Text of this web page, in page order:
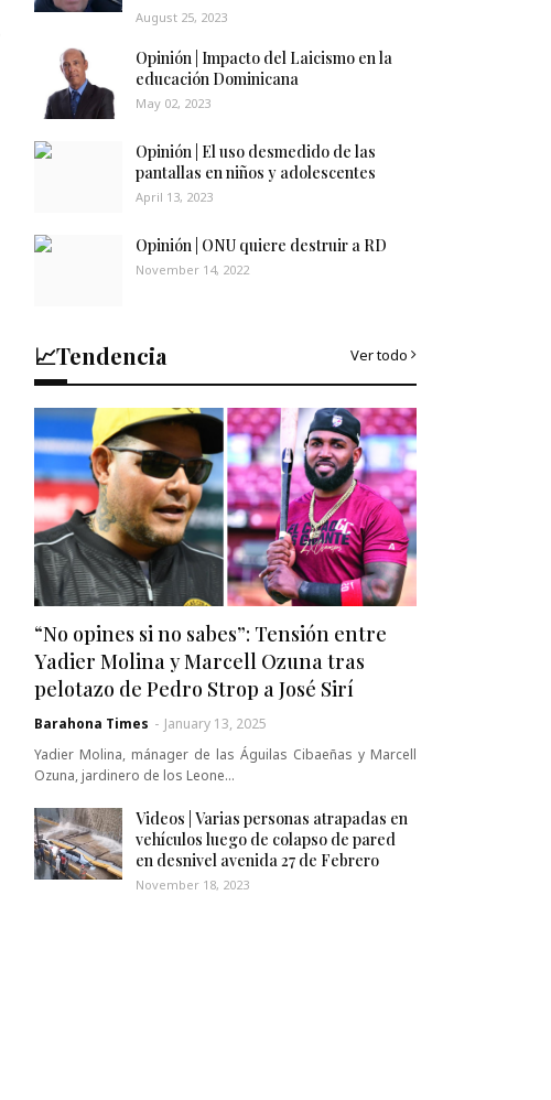
August 25, 2023
Opinión | Impacto del Laicismo en la
educación Dominicana
May 02, 2023
Opinión | El uso desmedido de las
pantallas en niños y adolescentes
April 13, 2023
Opinión | ONU quiere destruir a RD
November 14, 2022
📈Tendencia Ver todo
“No opines si no sabes”: Tensión entre
Yadier Molina y Marcell Ozuna tras
pelotazo de Pedro Strop a José Sirí
Barahona Times - January 13, 2025
Yadier Molina, mánager de las Águilas Cibaeñas y Marcell
Ozuna, jardinero de los Leone…
Videos | Varias personas atrapadas en
vehículos luego de colapso de pared
en desnivel avenida 27 de Febrero
November 18, 2023